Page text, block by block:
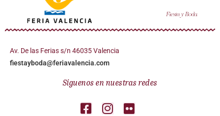
Av. De las Ferias s/n 46035 Valencia
fiestayboda@feriavalencia.com
Síguenos en nuestras redes